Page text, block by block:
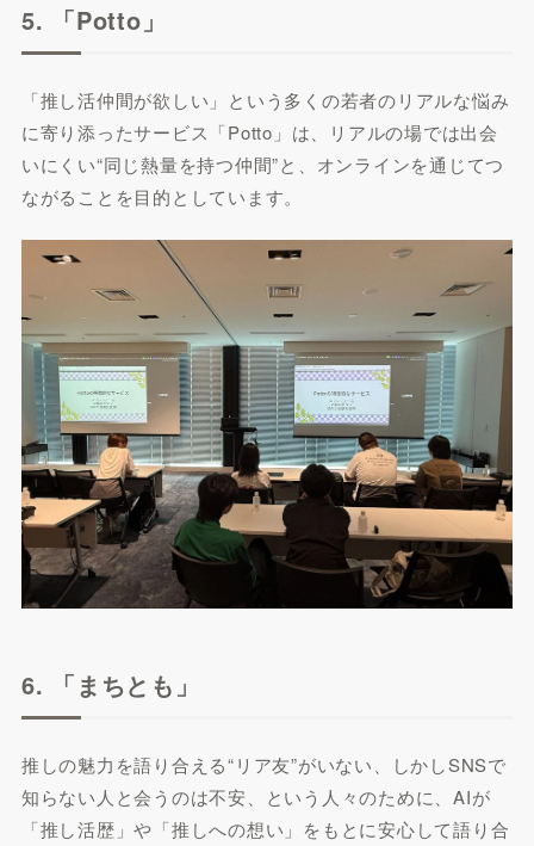
5. 「Potto」
「推し活仲間が欲しい」という多くの若者のリアルな悩み
に寄り添ったサービス「Potto」は、リアルの場では出会
いにくい“同じ熱量を持つ仲間”と、オンラインを通じてつ
ながることを目的としています。
6. 「まちとも」
推しの魅力を語り合える“リア友”がいない、しかしSNSで
知らない人と会うのは不安、という人々のために、AIが
「推し活歴」や「推しへの想い」をもとに安心して語り合